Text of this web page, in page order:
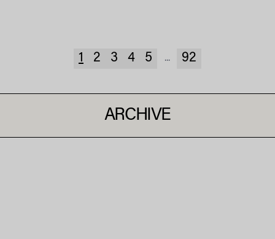
1 2 3 4 5 ... 92
ARCHIVE